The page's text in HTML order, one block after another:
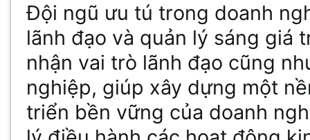
Đội ngũ ưu tú trong doanh
lãnh đạo và quản lý sáng giá
nhận vai trò lãnh đạo cũng
nghiệp, giúp xây dựng một
triển bền vững của doanh